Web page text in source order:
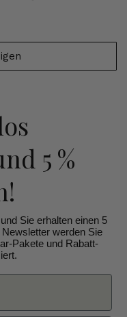
5 %
Sie erhalten einen 5
werden Sie
Pakete und Rabatt-